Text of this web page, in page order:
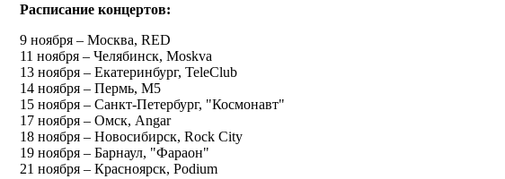
Расписание концертов:
9 ноября – Москва, RED
11 ноября – Челябинск, Moskva
13 ноября – Екатеринбург, TeleClub
14 ноября – Пермь, M5
15 ноября – Санкт-Петербург, "Космонавт"
17 ноября – Омск, Angar
18 ноября – Новосибирск, Rock City
19 ноября – Барнаул, "Фараон"
21 ноября – Красноярск, Podium